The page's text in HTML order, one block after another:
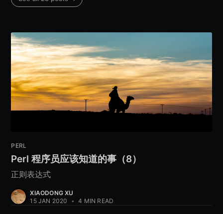
PERL
Perl 程序员应该知道的事（8）
正则表达式
XIAODONG XU
15 JAN 2020
• 4 MIN READ